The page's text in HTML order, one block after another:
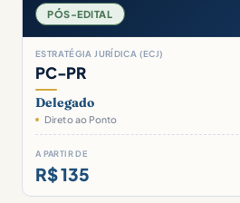
PÓS-EDITAL
ESTRATÉGIA JURÍDICA (ECJ)
PC-PR
Delegado
Direto ao Ponto
A PARTIR DE
R$ 135